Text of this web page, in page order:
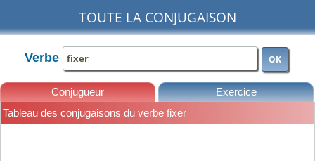
TOUTE LA CONJUGAISON
Verbe OK
Conjugueur Exercice
Tableau des conjugaisons du verbe fixer